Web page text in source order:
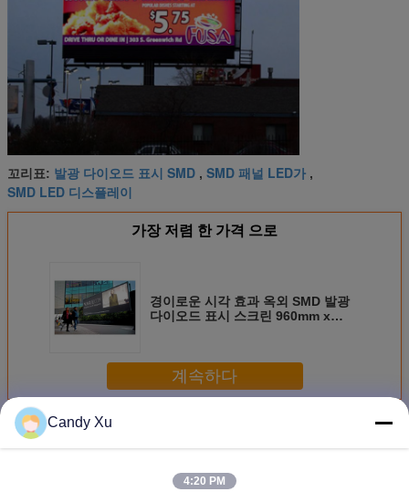
꼬리표: 발광 다이오드 표시 SMD , SMD 패널 LED가 ,
SMD LED 디스플레이
가장 저렴 한 가격 으로
경이로운 시각 효과 옥외 SMD 발광
다이오드 표시 스크린 960mm x
계속하다
더 많은 것Smd led 화면
Candy Xu
4:20 PM